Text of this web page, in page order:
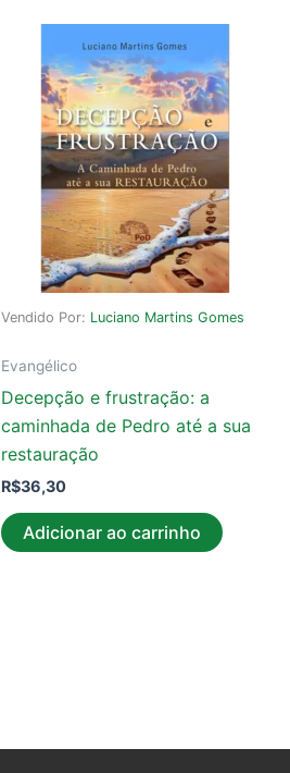
Vendido Por: Luciano Martins Gomes
Evangélico
Decepção e frustração: a
caminhada de Pedro até a sua
restauração
R$36,30
Adicionar ao carrinho